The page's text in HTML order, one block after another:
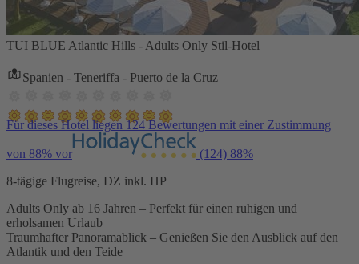
TUI BLUE Atlantic Hills - Adults Only Stil-Hotel
Spanien - Teneriffa - Puerto de la Cruz
Für dieses Hotel liegen 124 Bewertungen mit einer Zustimmung
von 88% vor (124) 88%
8-tägige Flugreise, DZ inkl. HP
Adults Only ab 16 Jahren – Perfekt für einen ruhigen und
erholsamen Urlaub
Traumhafter Panoramablick – Genießen Sie den Ausblick auf den
Atlantik und den Teide